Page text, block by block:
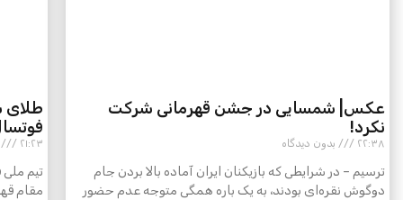
عکس| شمسایی در جشن قهرمانی شرکت
نکرد!
۲۲:۳۸ بدون دیدگاه
ترسیم – در شرایطی که بازیکنان ایران آماده بالا بردن جام
دوگوش نقره‌ای بودند، به یک باره همگی متوجه عدم حضور
طلای
۲۱:۲۳
مقام